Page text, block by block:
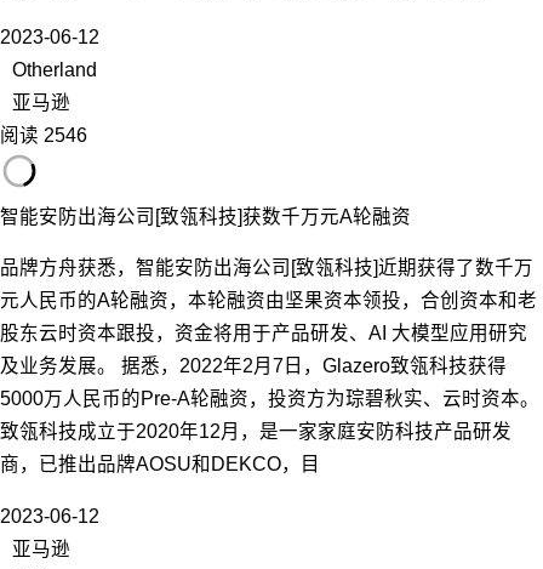
2023-06-12
Otherland
亚马逊
阅读 2546
智能安防出海公司[致瓴科技]获数千万元A轮融资
品牌方舟获悉，智能安防出海公司[致瓴科技]近期获得了数千万
元人民币的A轮融资，本轮融资由坚果资本领投，合创资本和老
股东云时资本跟投，资金将用于产品研发、AI 大模型应用研究
及业务发展。 据悉，2022年2月7日，Glazero致瓴科技获得
5000万人民币的Pre-A轮融资，投资方为琮碧秋实、云时资本。
致瓴科技成立于2020年12月，是一家家庭安防科技产品研发
商，已推出品牌AOSU和DEKCO，目
2023-06-12
亚马逊